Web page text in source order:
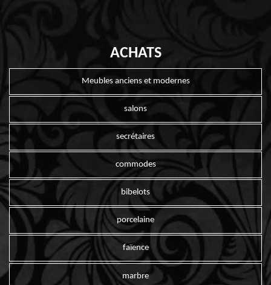
ACHATS
Meubles anciens et modernes
salons
secrétaires
commodes
bibelots
porcelaine
faïence
marbre